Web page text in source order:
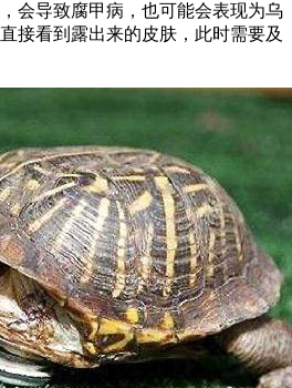
会导致腐甲病，也可能会表现为乌
接看到露出来的皮肤，此时需要及